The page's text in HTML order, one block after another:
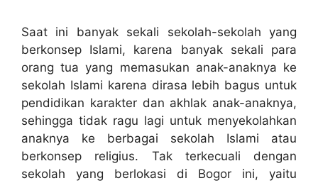
Saat ini banyak sekali sekolah-sekolah yang
berkonsep Islami, karena banyak sekali para
orang tua yang memasukan anak-anaknya ke
sekolah Islami karena dirasa lebih bagus untuk
pendidikan karakter dan akhlak anak-anaknya,
sehingga tidak ragu lagi untuk menyekolahkan
anaknya ke berbagai sekolah Islami atau
berkonsep religius. Tak terkecuali dengan
sekolah yang berlokasi di Bogor ini, yaitu